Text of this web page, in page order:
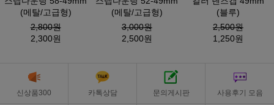
(메탈/고급형)
2,800원
2,300원
(메탈/고급형)
3,000원
2,500원
(블루)
2,500원
1,250원
신상품300 카톡상담 문의게시판 사용후기 모음